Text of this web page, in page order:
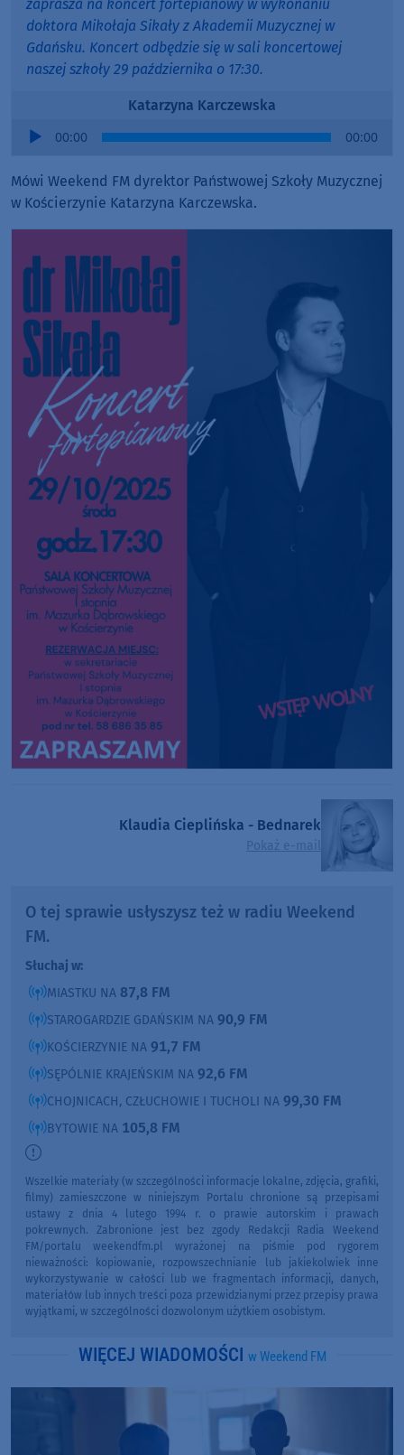
zaprasza na koncert fortepianowy w wykonaniu
doktora Mikołaja Sikały z Akademii Muzycznej w
Gdańsku. Koncert odbędzie się w sali koncertowej
naszej szkoły 29 października o 17:30.
Katarzyna Karczewska
Audio
00:00 00:00
Mówi Weekend FM dyrektor Państwowej Szkoły Muzycznej
w Kościerzynie Katarzyna Karczewska.
Klaudia Cieplińska - Bednarek
Pokaż e-mail
O tej sprawie usłyszysz też w radiu Weekend
FM.
Słuchaj w:
MIASTKU NA 87,8 FM
STAROGARDZIE GDAŃSKIM NA 90,9 FM
KOŚCIERZYNIE NA 91,7 FM
SĘPÓLNIE KRAJEŃSKIM NA 92,6 FM
CHOJNICACH, CZŁUCHOWIE I TUCHOLI NA 99,30 FM
BYTOWIE NA 105,8 FM
Wszelkie materiały (w szczególności informacje lokalne, zdjęcia, grafiki,
filmy) zamieszczone w niniejszym Portalu chronione są przepisami
ustawy z dnia 4 lutego 1994 r. o prawie autorskim i prawach
pokrewnych. Zabronione jest bez zgody Redakcji Radia Weekend
FM/portalu weekendfm.pl wyrażonej na piśmie pod rygorem
nieważności: kopiowanie, rozpowszechnianie lub jakiekolwiek inne
wykorzystywanie w całości lub we fragmentach informacji, danych,
materiałów lub innych treści poza przewidzianymi przez przepisy prawa
wyjątkami, w szczególności dozwolonym użytkiem osobistym.
WIĘCEJ WIADOMOŚCI w Weekend FM